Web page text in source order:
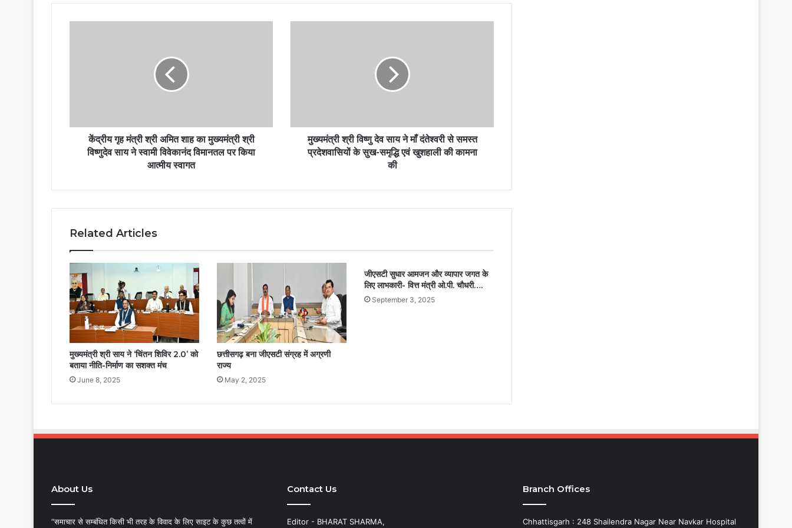
केंद्रीय गृह मंत्री श्री अमित शाह का मुख्यमंत्री श्री
विष्णुदेव साय ने स्वामी विवेकानंद विमानतल पर किया
आत्मीय स्वागत
मुख्यमंत्री श्री विष्णु देव साय ने माँ दंतेश्वरी से समस्त
प्रदेशवासियों के सुख-समृद्धि एवं खुशहाली की कामना
की
Related Articles
मुख्यमंत्री श्री साय ने ‘चिंतन शिविर 2.0’ को
बताया नीति-निर्माण का सशक्त मंच
June 8, 2025
छत्तीसगढ़ बना जीएसटी संग्रह में अग्रणी
राज्य
May 2, 2025
जीएसटी सुधार आमजन और व्यापार जगत के
लिए लाभकारी- वित्त मंत्री ओ.पी. चौधरी….
September 3, 2025
About Us
“समाचार से सम्बंधित किसी भी तरह के विवाद के लिए साइट के कुछ तत्वों में
Contact Us
Editor - BHARAT SHARMA,
Branch Offices
Chhattisgarh : 248 Shailendra Nagar Near Navkar Hospital